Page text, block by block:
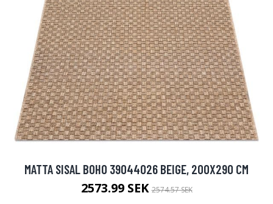
MATTA SISAL BOHO 39044026 BEIGE, 200X290 CM
2573.99 SEK2574.57 SEK